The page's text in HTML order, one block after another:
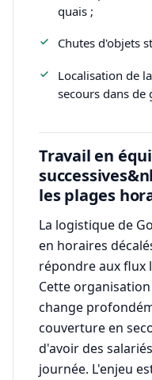
quais ;
Chutes d'objets
Localisation de
secours dans de
Travail en
les plages
La logistique de
en horaires
répondre aux flux
Cette
change
couverture en
d'avoir des
journée. L'enjeu